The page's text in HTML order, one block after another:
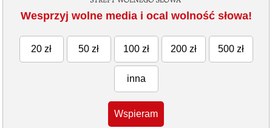
Wesprzyj wolne media i ocal wolność słowa!
20 zł 50 zł 100 zł 200 zł 500 zł
inna
Wspieram